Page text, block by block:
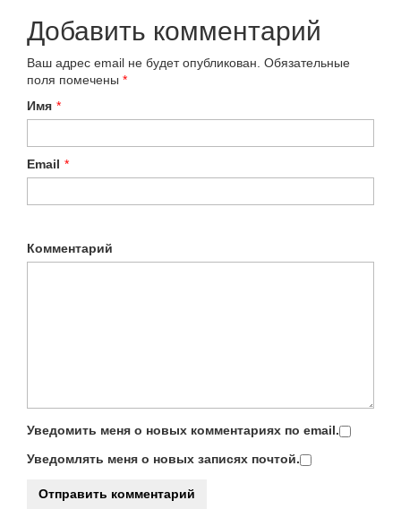
Добавить комментарий
Ваш адрес email не будет опубликован. Обязательные
поля помечены *
Имя *
Email *
Комментарий
Уведомить меня о новых комментариях по email.
Уведомлять меня о новых записях почтой.